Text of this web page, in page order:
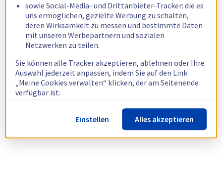
sowie Social-Media- und Drittanbieter-Tracker: die es
uns ermöglichen, gezielte Werbung zu schalten,
deren Wirksamkeit zu messen und bestimmte Daten
mit unseren Werbepartnern und sozialen
Netzwerken zu teilen.
Sie können alle Tracker akzeptieren, ablehnen oder Ihre
Auswahl jederzeit anpassen, indem Sie auf den Link
„Meine Cookies verwalten“ klicken, der am Seitenende
verfügbar ist.
Weitere Informationen finden Sie in unsererRichtlinie
zur Verwendung von Cookies.
Einstellen Alles akzeptieren